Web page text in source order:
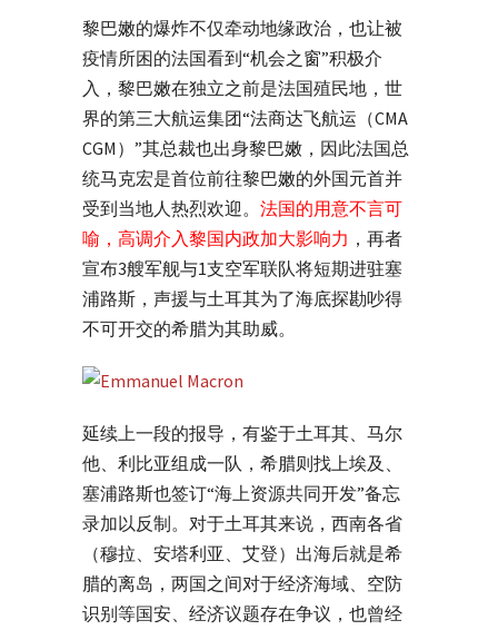
黎巴嫩的爆炸不仅牵动地缘政治，也让被
疫情所困的法国看到“机会之窗”积极介
入，黎巴嫩在独立之前是法国殖民地，世
界的第三大航运集团“法商达飞航运（CMA
CGM）”其总裁也出身黎巴嫩，因此法国总
统马克宏是首位前往黎巴嫩的外国元首并
受到当地人热烈欢迎。 法国的用意不言可
喻，高调介入黎国内政加大影响力 ，再者
宣布3艘军舰与1支空军联队将短期进驻塞
浦路斯，声援与土耳其为了海底探勘吵得
不可开交的希腊为其助威。
延续上一段的报导，有鉴于土耳其、马尔
他、利比亚组成一队，希腊则找上埃及、
塞浦路斯也签订“海上资源共同开发”备忘
录加以反制。对于土耳其来说，西南各省
（穆拉、安塔利亚、艾登）出海后就是希
腊的离岛，两国之间对于经济海域、空防
识别等国安、经济议题存在争议，也曾经